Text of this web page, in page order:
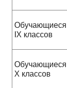
Обучающиеся
IX классов
Обучающиеся
X классов